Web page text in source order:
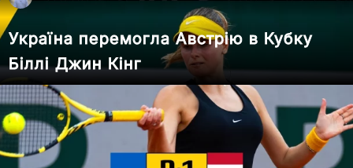
Україна перемогла Австрію в Кубку
Біллі Джин Кінг